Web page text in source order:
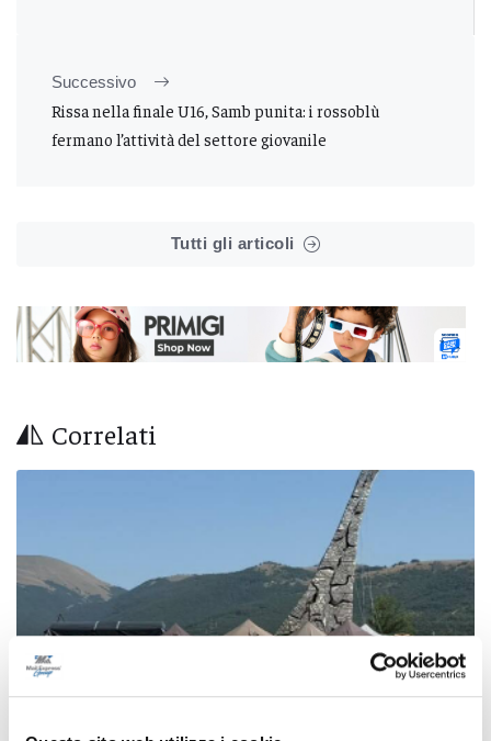
Successivo
Rissa nella finale U16, Samb punita: i rossoblù
fermano l’attività del settore giovanile
Tutti gli articoli
Correlati